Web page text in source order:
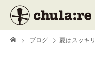
ブログ 夏はスッキ